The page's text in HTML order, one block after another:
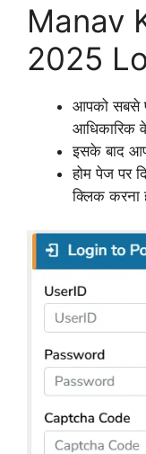
Manav
2025
आपको सबसे
आधिकारिक
इसके बाद
होम पेज पर
क्लिक करना